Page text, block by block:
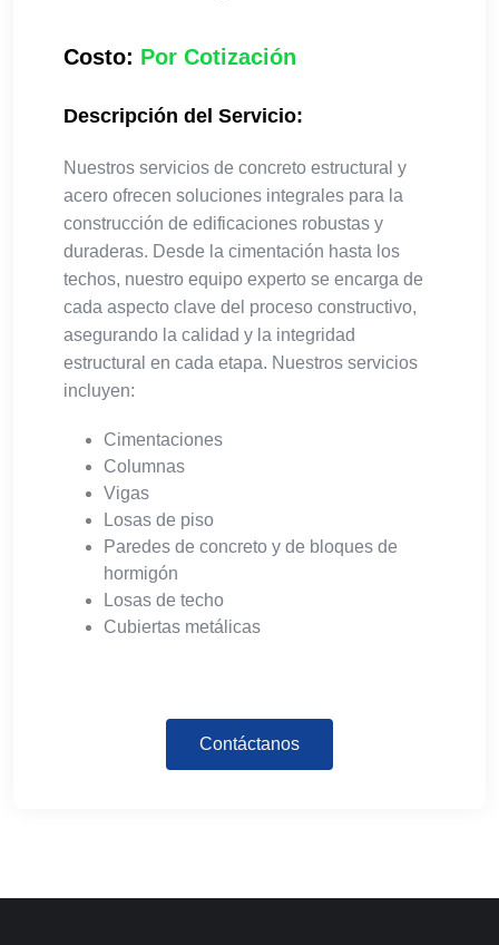
Costo: Por Cotización
Descripción del Servicio:
Nuestros servicios de concreto estructural y
acero ofrecen soluciones integrales para la
construcción de edificaciones robustas y
duraderas. Desde la cimentación hasta los
techos, nuestro equipo experto se encarga de
cada aspecto clave del proceso constructivo,
asegurando la calidad y la integridad
estructural en cada etapa. Nuestros servicios
incluyen:
Cimentaciones
Columnas
Vigas
Losas de piso
Paredes de concreto y de bloques de
hormigón
Losas de techo
Cubiertas metálicas
Contáctanos